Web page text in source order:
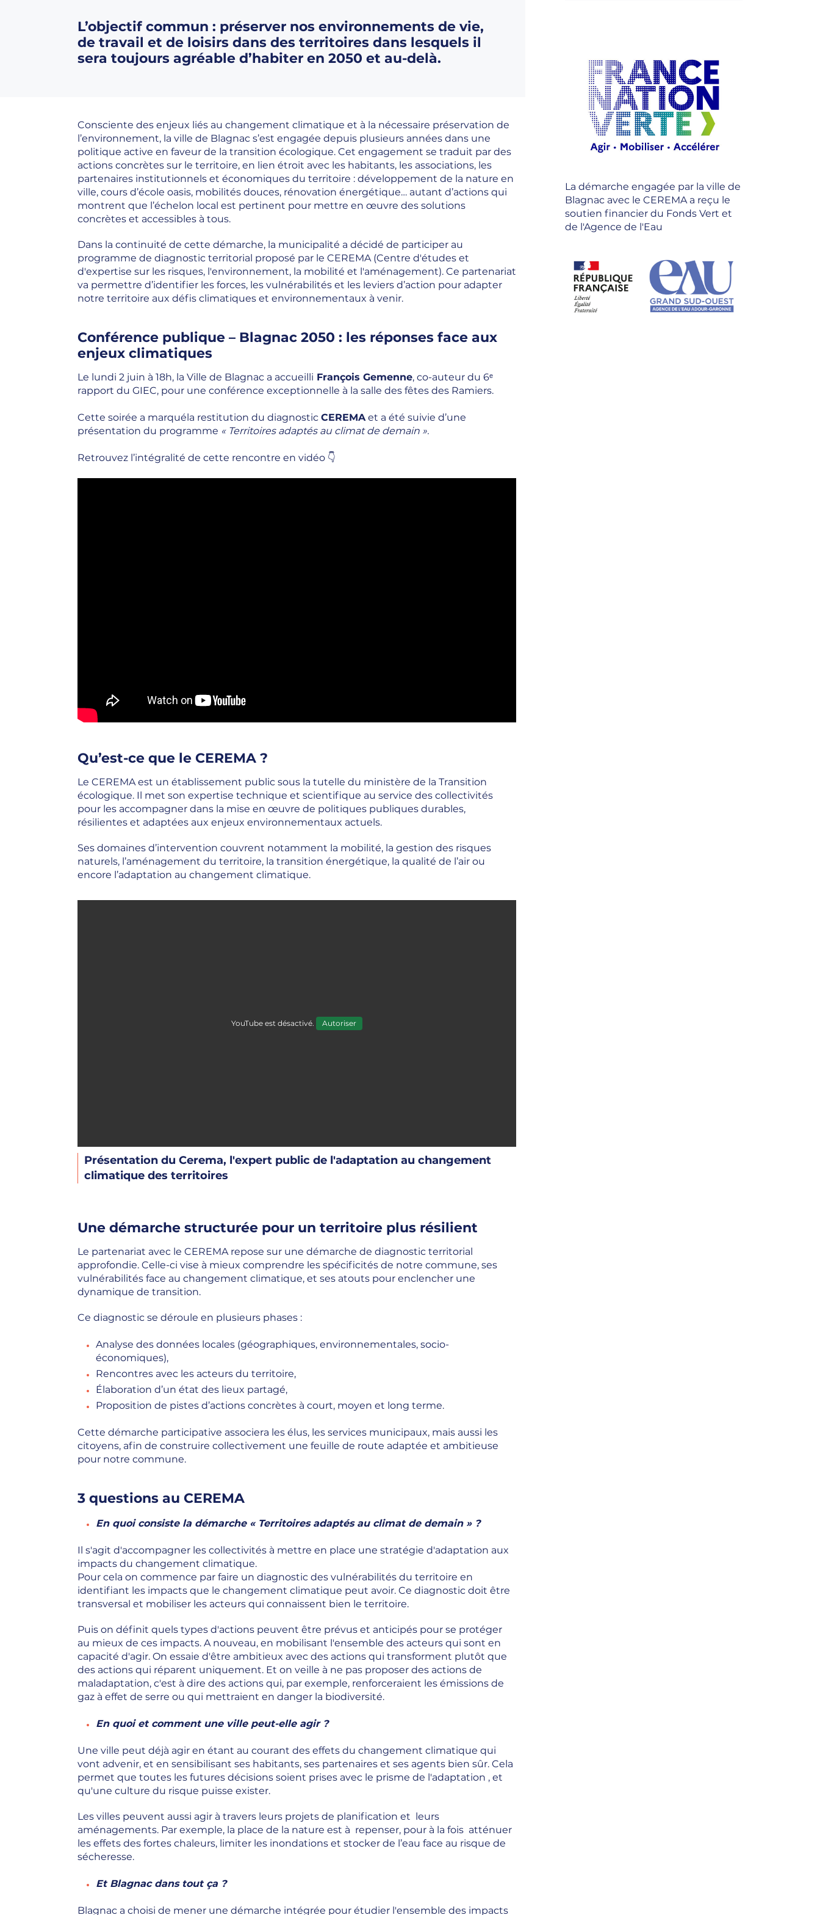
L’objectif commun : préserver nos environnements de vie,
de travail et de loisirs dans des territoires dans lesquels il
sera toujours agréable d’habiter en 2050 et au-delà.
Consciente des enjeux liés au changement climatique et à la nécessaire préservation de
l’environnement, la ville de Blagnac s’est engagée depuis plusieurs années dans une
politique active en faveur de la transition écologique. Cet engagement se traduit par des
actions concrètes sur le territoire, en lien étroit avec les habitants, les associations, les
partenaires institutionnels et économiques du territoire : développement de la nature en
ville, cours d’école oasis, mobilités douces, rénovation énergétique… autant d’actions qui
montrent que l’échelon local est pertinent pour mettre en œuvre des solutions
concrètes et accessibles à tous.
Dans la continuité de cette démarche, la municipalité a décidé de participer au
programme de diagnostic territorial proposé par le CEREMA (Centre d'études et
d'expertise sur les risques, l'environnement, la mobilité et l'aménagement). Ce partenariat
va permettre d’identifier les forces, les vulnérabilités et les leviers d’action pour adapter
notre territoire aux défis climatiques et environnementaux à venir.
Conférence publique – Blagnac 2050 : les réponses face aux
enjeux climatiques
Le lundi 2 juin à 18h, la Ville de Blagnac a accueilli François Gemenne, co-auteur du 6ᵉ
rapport du GIEC, pour une conférence exceptionnelle à la salle des fêtes des Ramiers.
Cette soirée a marquéla restitution du diagnostic CEREMAet a été suivie d’une
présentation du programme « Territoires adaptés au climat de demain ».
Retrouvez l’intégralité de cette rencontre en vidéo 👇
Qu’est-ce que le CEREMA ?
Le CEREMA est un établissement public sous la tutelle du ministère de la Transition
écologique. Il met son expertise technique et scientifique au service des collectivités
pour les accompagner dans la mise en œuvre de politiques publiques durables,
résilientes et adaptées aux enjeux environnementaux actuels.
Ses domaines d’intervention couvrent notamment la mobilité, la gestion des risques
naturels, l’aménagement du territoire, la transition énergétique, la qualité de l’air ou
encore l’adaptation au changement climatique.
YouTube est désactivé. Autoriser
Présentation du Cerema, l'expert public de l'adaptation au changement
climatique des territoires
Une démarche structurée pour un territoire plus résilient
Le partenariat avec le CEREMA repose sur une démarche de diagnostic territorial
approfondie. Celle-ci vise à mieux comprendre les spécificités de notre commune, ses
vulnérabilités face au changement climatique, et ses atouts pour enclencher une
dynamique de transition.
Ce diagnostic se déroule en plusieurs phases :
Analyse des données locales (géographiques, environnementales, socio-
économiques),
Rencontres avec les acteurs du territoire,
Élaboration d’un état des lieux partagé,
Proposition de pistes d’actions concrètes à court, moyen et long terme.
Cette démarche participative associera les élus, les services municipaux, mais aussi les
citoyens, afin de construire collectivement une feuille de route adaptée et ambitieuse
pour notre commune.
3 questions au CEREMA
En quoi consiste la démarche « Territoires adaptés au climat de demain » ?
Il s'agit d'accompagner les collectivités à mettre en place une stratégie d'adaptation aux
impacts du changement climatique.
Pour cela on commence par faire un diagnostic des vulnérabilités du territoire en
identifiant les impacts que le changement climatique peut avoir. Ce diagnostic doit être
transversal et mobiliser les acteurs qui connaissent bien le territoire.
Puis on définit quels types d'actions peuvent être prévus et anticipés pour se protéger
au mieux de ces impacts. A nouveau, en mobilisant l'ensemble des acteurs qui sont en
capacité d'agir. On essaie d'être ambitieux avec des actions qui transforment plutôt que
des actions qui réparent uniquement. Et on veille à ne pas proposer des actions de
maladaptation, c'est à dire des actions qui, par exemple, renforceraient les émissions de
gaz à effet de serre ou qui mettraient en danger la biodiversité.
En quoi et comment une ville peut-elle agir ?
Une ville peut déjà agir en étant au courant des effets du changement climatique qui
vont advenir, et en sensibilisant ses habitants, ses partenaires et ses agents bien sûr. Cela
permet que toutes les futures décisions soient prises avec le prisme de l'adaptation , et
qu'une culture du risque puisse exister.
Les villes peuvent aussi agir à travers leurs projets de planification et leurs
aménagements. Par exemple, la place de la nature est à repenser, pour à la fois atténuer
les effets des fortes chaleurs, limiter les inondations et stocker de l’eau face au risque de
sécheresse.
Et Blagnac dans tout ça ?
Blagnac a choisi de mener une démarche intégrée pour étudier l'ensemble des impacts
La démarche engagée par la ville de
Blagnac avec le CEREMA a reçu le
soutien financier du Fonds Vert et
de l'Agence de l'Eau